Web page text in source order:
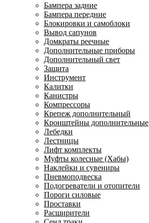
Бампера задние
Бампера передние
Блокировки и самоблоки
Вывод сапунов
Домкраты реечные
Дополнительные приборы
Дополнительный свет
Защита
Инструмент
Калитки
Канистры
Компрессоры
Крепеж дополнительный
Кронштейны дополнительные
Лебедки
Лестницы
Лифт комплекты
Муфты колесные (Хабы)
Наклейки и сувениры
Пневмоподвеска
Подогреватели и отопители
Пороги силовые
Проставки
Расширители